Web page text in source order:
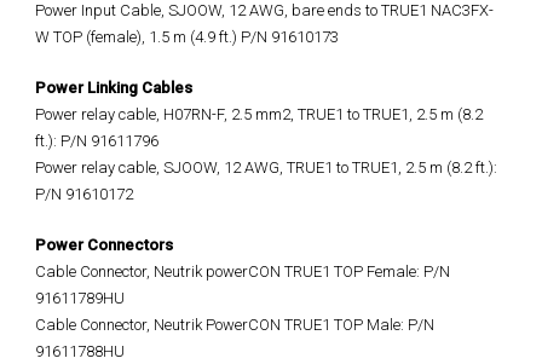
Power Input Cable, SJOOW, 12 AWG, bare ends to TRUE1 NAC3FX-
W TOP (female), 1.5 m (4.9 ft.) P/N 91610173
Power Linking Cables
Power relay cable, H07RN-F, 2.5 mm2, TRUE1 to TRUE1, 2.5 m (8.2
ft.): P/N 91611796
Power relay cable, SJOOW, 12 AWG, TRUE1 to TRUE1, 2.5 m (8.2 ft.):
P/N 91610172
Power Connectors
Cable Connector, Neutrik powerCON TRUE1 TOP Female: P/N
91611789HU
Cable Connector, Neutrik PowerCON TRUE1 TOP Male: P/N
91611788HU